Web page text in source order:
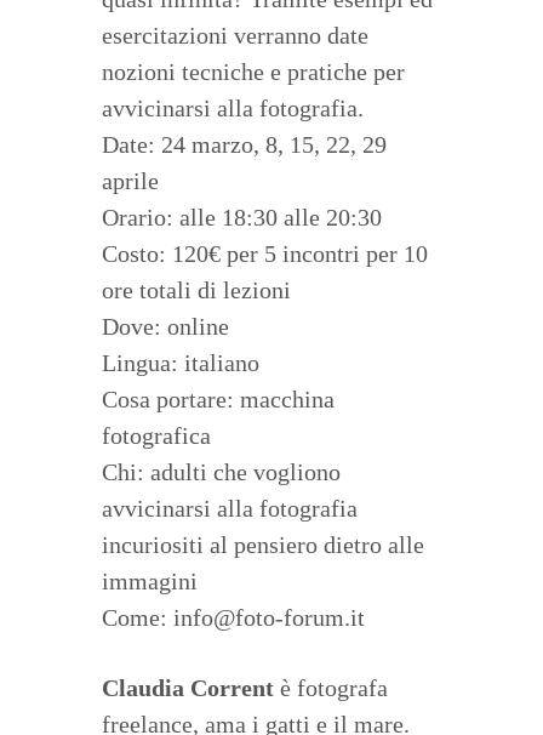
esercitazioni verranno date
nozioni tecniche e pratiche per
avvicinarsi alla fotografia.
Date: 24 marzo, 8, 15, 22, 29
aprile
Orario: alle 18:30 alle 20:30
Costo: 120€ per 5 incontri per 10
ore totali di lezioni
Dove: online
Lingua: italiano
Cosa portare: macchina
fotografica
Chi: adulti che vogliono
avvicinarsi alla fotografia
incuriositi al pensiero dietro alle
immagini
Come: info@foto-forum.it
Claudia Corrent è fotografa
freelance, ama i gatti e il mare.